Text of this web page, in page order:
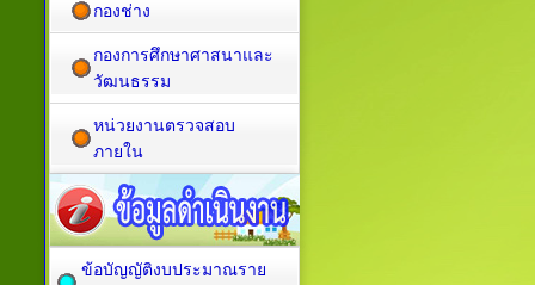
กองช่าง
กองการศึกษาศาสนาและ
วัฒนธรรม
หน่วยงานตรวจสอบ
ภายใน
ข้อบัญญัติงบประมาณราย